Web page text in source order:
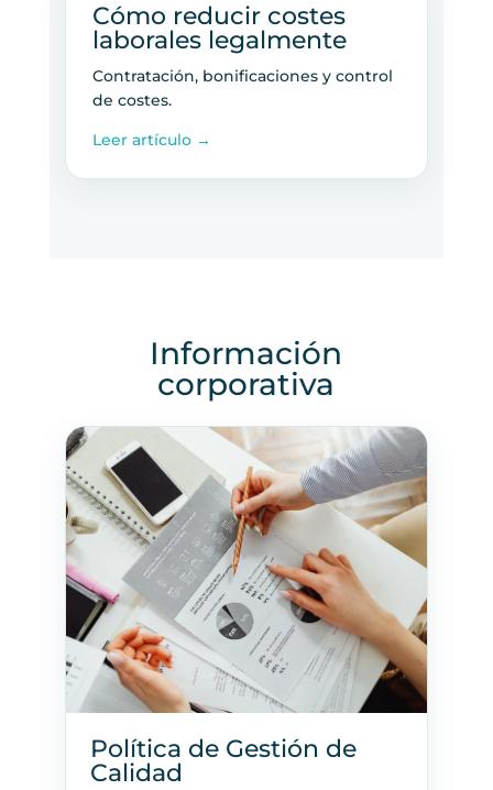
Cómo reducir costes
laborales legalmente
Contratación, bonificaciones y control
de costes.
Leer artículo →
Información
corporativa
Política de Gestión de
Calidad